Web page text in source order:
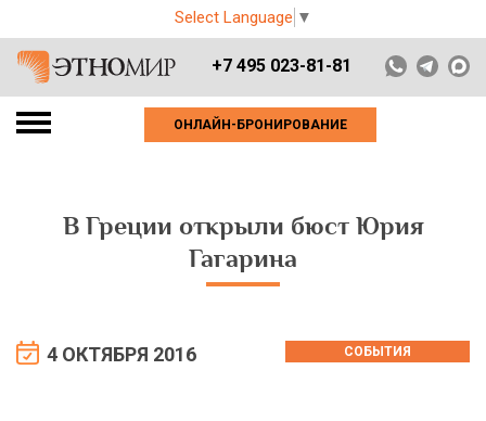
Select Language ▼
+7 495 023-81-81
ОНЛАЙН-БРОНИРОВАНИЕ
В Греции открыли бюст Юрия
Гагарина
4 ОКТЯБРЯ 2016 СОБЫТИЯ